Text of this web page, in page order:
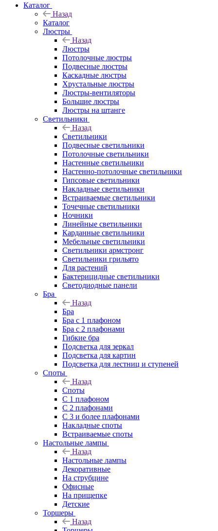
Каталог
Назад
Каталог
Люстры
Назад
Люстры
Потолочные люстры
Подвесные люстры
Каскадные люстры
Хрустальные люстры
Люстры-вентиляторы
Большие люстры
Люстры на штанге
Светильники
Назад
Светильники
Подвесные светильники
Потолочные светильники
Настенные светильники
Настенно-потолочные светильники
Гипсовые светильники
Накладные светильники
Встраиваемые светильники
Точечные светильники
Ночники
Линейные светильники
Карданные светильники
Мебельные светильники
Светильники армстронг
Светильники грильято
Для растений
Бактерицидные светильники
Светодиодные панели
Бра
Назад
Бра
Бра с 1 плафоном
Бра с 2 плафонами
Гибкие бра
Подсветка для зеркал
Подсветка для картин
Подсветка для лестниц и ступеней
Споты
Назад
Споты
С 1 плафоном
С 2 плафонами
С 3 и более плафонами
Накладные споты
Встраиваемые споты
Настольные лампы
Назад
Настольные лампы
Декоративные
На струбцине
Офисные
На прищепке
Детские
Торшеры
Назад